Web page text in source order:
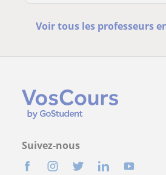
Voir tous les professeurs
Suivez-nous